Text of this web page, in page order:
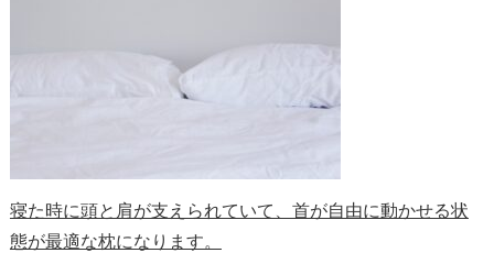
寝た時に頭と肩が支えられていて、首が自由に動かせる状
態が最適な枕になります。